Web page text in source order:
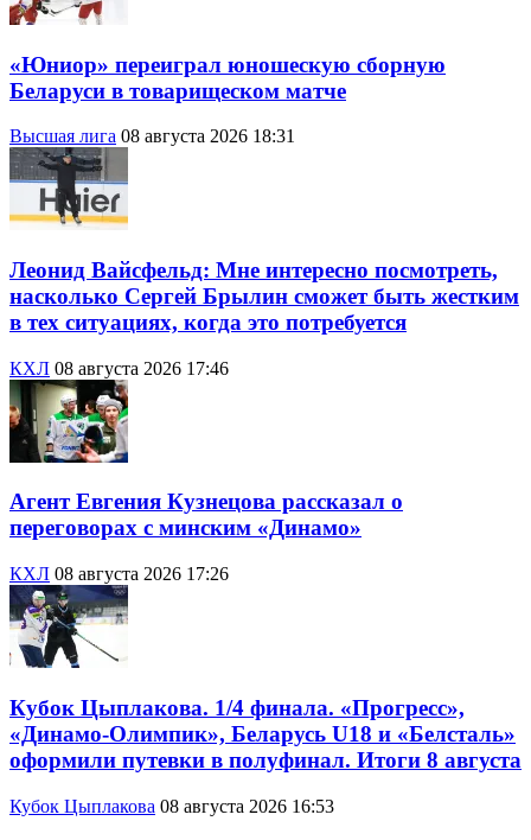
«Юниор» переиграл юношескую сборную
Беларуси в товарищеском матче
Высшая лига 08 августа 2026 18:31
Леонид Вайсфельд: Мне интересно посмотреть,
насколько Сергей Брылин сможет быть жестким
в тех ситуациях, когда это потребуется
КХЛ 08 августа 2026 17:46
Агент Евгения Кузнецова рассказал о
переговорах с минским «Динамо»
КХЛ 08 августа 2026 17:26
Кубок Цыплакова. 1/4 финала. «Прогресс»,
«Динамо-Олимпик», Беларусь U18 и «Белсталь»
оформили путевки в полуфинал. Итоги 8 августа
Кубок Цыплакова 08 августа 2026 16:53